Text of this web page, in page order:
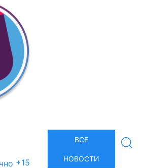
+15
ВСЕ
НОВОСТИ